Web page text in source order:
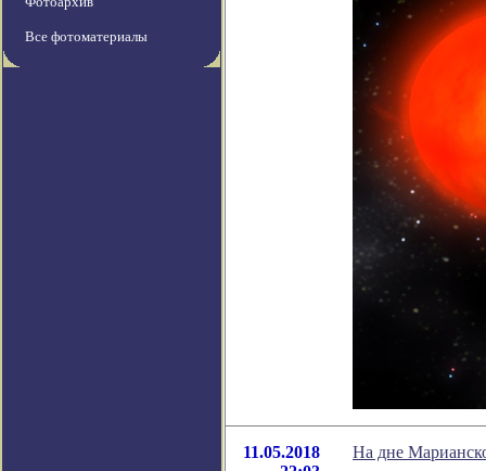
Все фотоматериалы
11.05.2018
На дне